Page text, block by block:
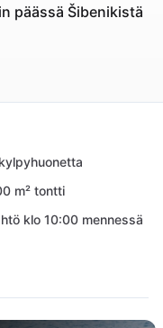
päässä Šibenikistä
m² tontti
klo 10:00 mennessä